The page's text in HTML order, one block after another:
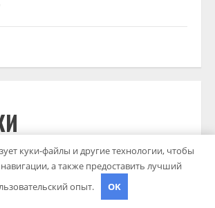
куки-файлы и другие технологии, чтобы
а также предоставить лучший
опыт.
OK